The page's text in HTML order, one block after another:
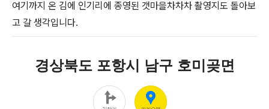
여기까지 온 김에 인기리에 종영된 갯마을차차차 촬영지도 돌아보
고 갈 생각입니다.